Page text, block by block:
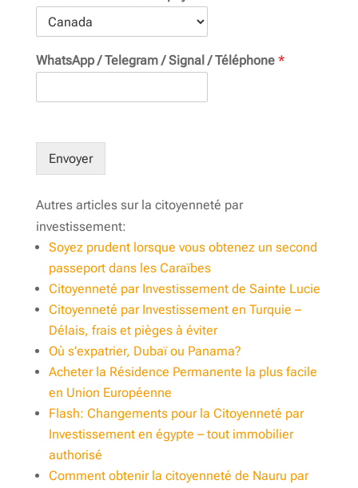
WhatsApp / Telegram / Signal / Téléphone *
Envoyer
Autres articles sur la citoyenneté par
investissement:
Soyez prudent lorsque vous obtenez un second
passeport dans les Caraïbes
Citoyenneté par Investissement de Sainte Lucie
Citoyenneté par Investissement en Turquie –
Délais, frais et pièges à éviter
Où s’expatrier, Dubaï ou Panama?
Acheter la Résidence Permanente la plus facile
en Union Européenne
Flash: Changements pour la Citoyenneté par
Investissement en égypte – tout immobilier
authorisé
Comment obtenir la citoyenneté de Nauru par